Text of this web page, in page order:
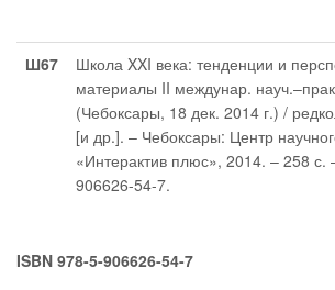
Ш67
Школа XXI века: тенденции и
материалы II междунар.
(Чебоксары, 18 дек. 2014 г.) /
[и др.]. – Чебоксары: Центр
«Интерактив плюс», 2014. – 258 с.
906626-54-7.
ISBN 978-5-906626-54-7